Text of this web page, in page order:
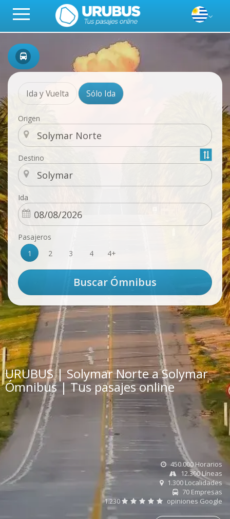
Ida y Vuelta Sólo Ida
Origen
Destino
Ida
Pasajeros
1
2 3 4 4+
URUBUS | Solymar Norte a Solymar
Ómnibus | Tus pasajes online
450.000 Horarios
12.300 Líneas
1.300 Localidades
70 Empresas
1.230
opiniones Google